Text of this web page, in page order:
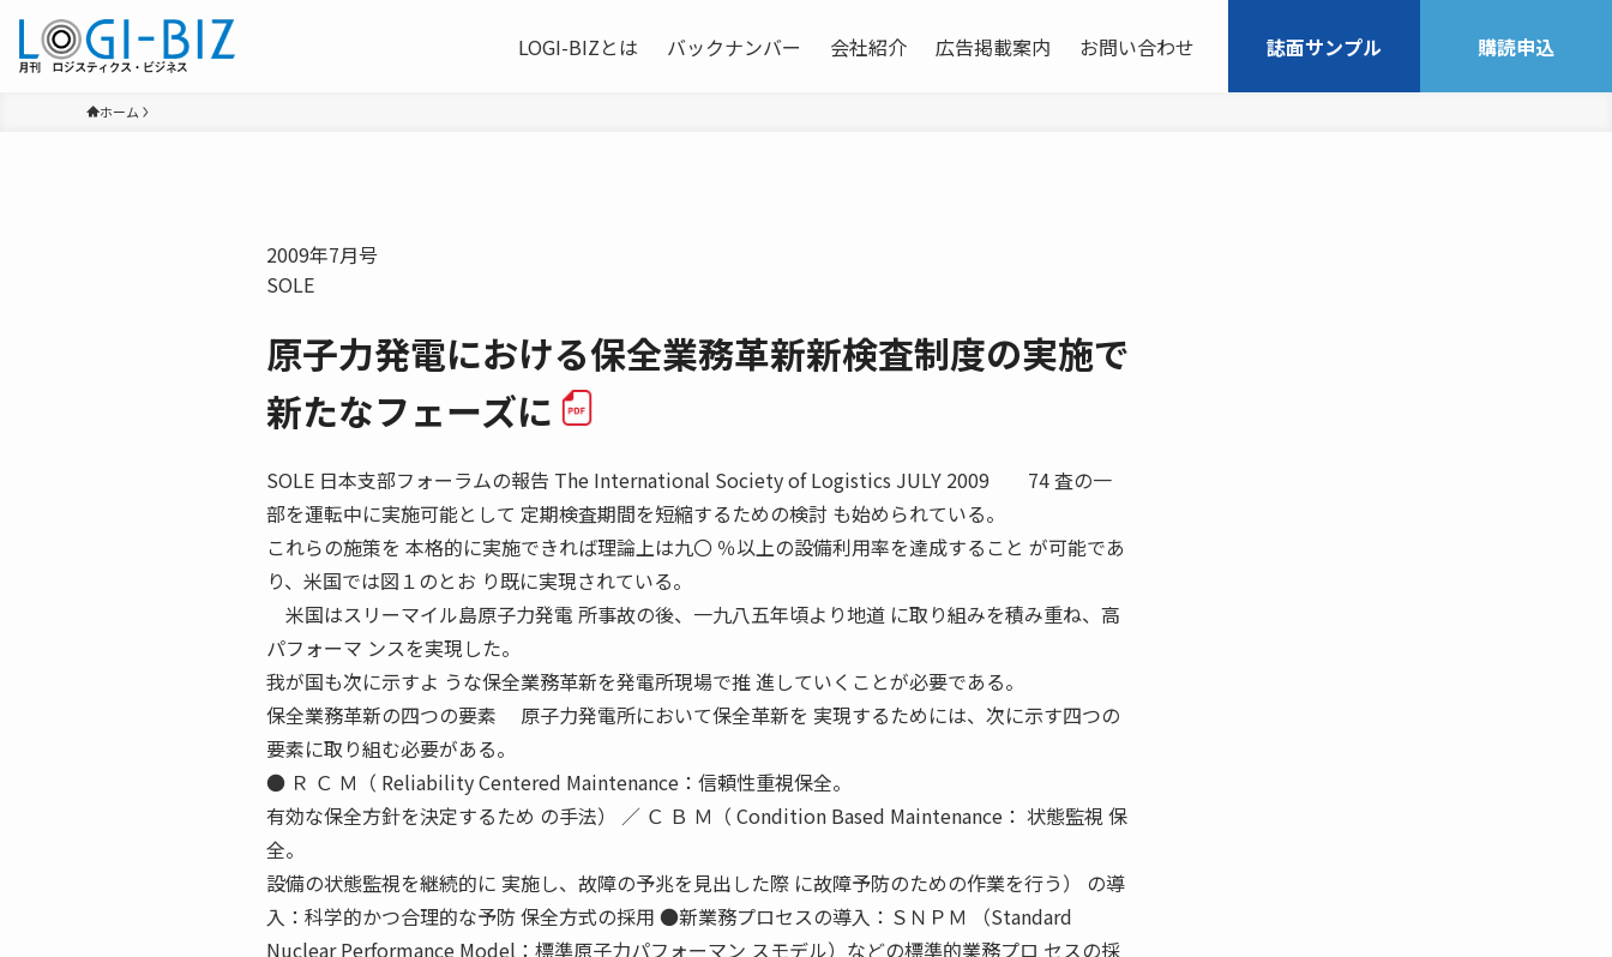
LOGI-BIZとは バックナンバー 会社紹介 広告掲載案内 お問い合わせ 誌面サンプル 購読申込
ホーム
2009年7月号
SOLE
原子力発電における保全業務革新新検査制度の実施で
新たなフェーズに
SOLE 日本支部フォーラムの報告 The International Society of Logistics JULY 2009 74 査の一
部を運転中に実施可能として 定期検査期間を短縮するための検討 も始められている。
これらの施策を 本格的に実施できれば理論上は九〇 ％以上の設備利用率を達成すること が可能であ
り、米国では図１のとお り既に実現されている。
米国はスリーマイル島原子力発電 所事故の後、一九八五年頃より地道 に取り組みを積み重ね、高
パフォーマ ンスを実現した。
我が国も次に示すよ うな保全業務革新を発電所現場で推 進していくことが必要である。
保全業務革新の四つの要素 原子力発電所において保全革新を 実現するためには、次に示す四つの
要素に取り組む必要がある。
● Ｒ Ｃ Ｍ（ Reliability Centered Maintenance：信頼性重視保全。
有効な保全方針を決定するため の手法） ／ Ｃ Ｂ Ｍ（ Condition Based Maintenance： 状態監視 保
全。
設備の状態監視を継続的に 実施し、故障の予兆を見出した際 に故障予防のための作業を行う） の導
入：科学的かつ合理的な予防 保全方式の採用 ●新業務プロセスの導入：ＳＮＰＭ （Standard
Nuclear Performance Model：標準原子力パフォーマン スモデル）などの標準的業務プロ セスの採